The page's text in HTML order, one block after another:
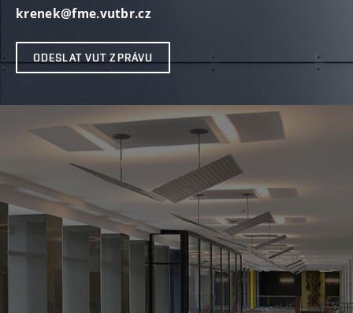
krenek@fme.vutbr.cz
ODESLAT VUT ZPRÁVU